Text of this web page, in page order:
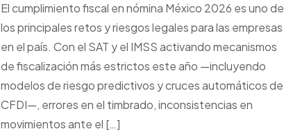
El cumplimiento fiscal en nómina México 2026 es uno de
los principales retos y riesgos legales para las empresas
en el país. Con el SAT y el IMSS activando mecanismos
de fiscalización más estrictos este año —incluyendo
modelos de riesgo predictivos y cruces automáticos de
CFDI—, errores en el timbrado, inconsistencias en
movimientos ante el […]